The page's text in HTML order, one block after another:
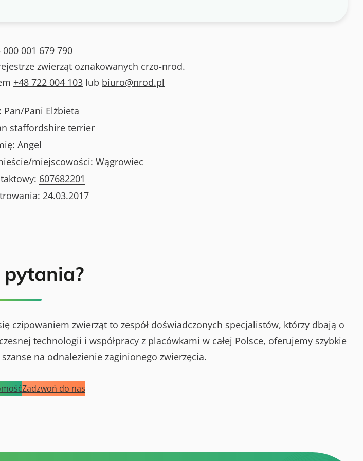
000 001 679 790
zwierząt oznakowanych crzo-nrod.
+48 722 004 103 lub biuro@nrod.pl
Pan/Pani Elżbieta
staffordshire terrier
Angel
miejscowości: Wągrowiec
607682201
24.03.2017
pytania?
czipowaniem zwierząt to zespół doświadczonych specjalistów, którzy dbają o
technologii i współpracy z placówkami w całej Polsce, oferujemy szybkie
na odnalezienie zaginionego zwierzęcia.
Zadzwoń do nas